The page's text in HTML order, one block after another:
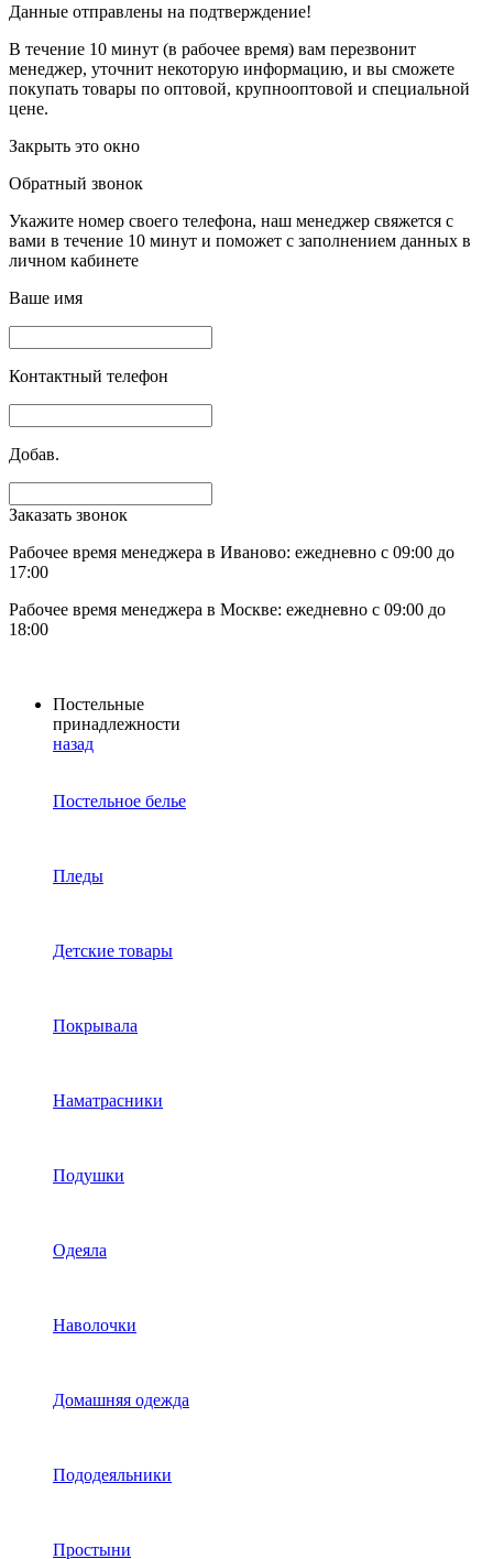
Данные отправлены на подтверждение!
В течение 10 минут (в рабочее время) вам перезвонит
менеджер, уточнит некоторую информацию, и вы сможете
покупать товары по оптовой, крупнооптовой и специальной
цене.
Закрыть это окно
Обратный звонок
Укажите номер своего телефона, наш менеджер свяжется с
вами в течение 10 минут и поможет с заполнением данных в
личном кабинете
Ваше имя
Контактный телефон
Добав.
Заказать звонок
Рабочее время менеджера в Иваново: ежедневно с 09:00 до
17:00
Рабочее время менеджера в Москве: ежедневно с 09:00 до
18:00
Постельные
принадлежности
назад
Постельное белье
Пледы
Детские товары
Покрывала
Наматрасники
Подушки
Одеяла
Наволочки
Домашняя одежда
Пододеяльники
Простыни